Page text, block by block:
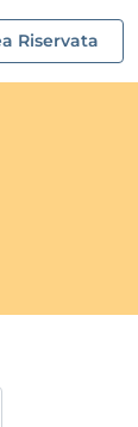
Riservata